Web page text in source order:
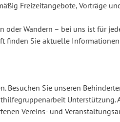
Freizeitangebote, Vorträge
oder Wandern – bei uns ist für
finden Sie aktuelle
Besuchen Sie unseren
Unterstützung.
Vereins- und